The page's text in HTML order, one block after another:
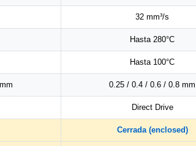
32 mm³/s
Hasta 280°C
Hasta 100°C
0.25 / 0.4 / 0.6 / 0.8 mm
Direct Drive
Cerrada (enclosed)